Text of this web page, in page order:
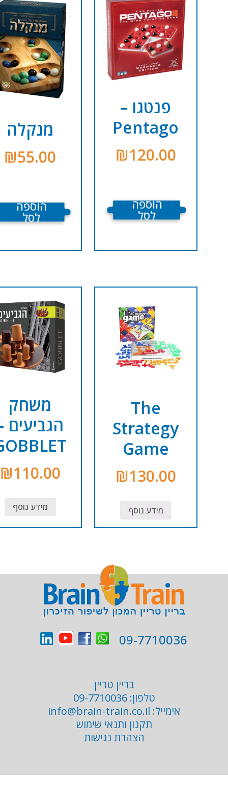
פנטגו –
Pentago
₪120.00
הוספה
מנקלה
₪55.00
הוספה
לסל
The
Strategy
Game
₪130.00
מידע נוסף
משחק
הגביעים –
GOBBLET
₪110.00
מידע נוסף
בריין טריין
טלפון:09-7710036
אימייל:info@brain-train.co.il
תקנון ותנאי שימוש
הצהרת נגישות
09-7710036